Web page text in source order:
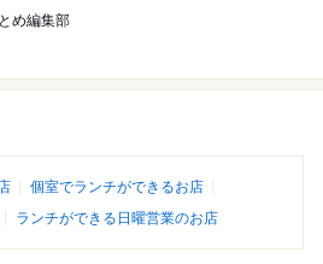
め編集部
個室でランチができるお店
ランチができる日曜営業のお店